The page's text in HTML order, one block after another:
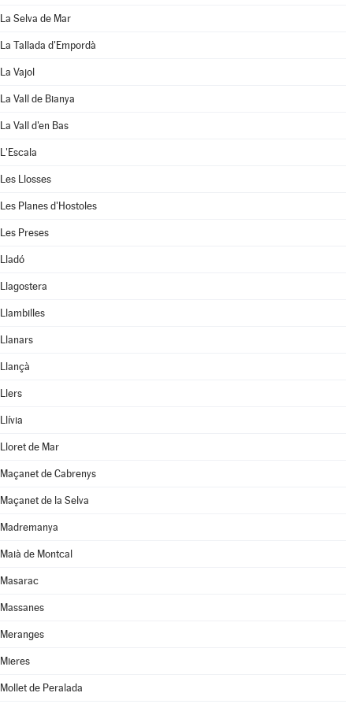
La Selva de Mar
La Tallada d'Empordà
La Vajol
La Vall de Bianya
La Vall d'en Bas
L'Escala
Les Llosses
Les Planes d'Hostoles
Les Preses
Lladó
Llagostera
Llambilles
Llanars
Llançà
Llers
Llívia
Lloret de Mar
Maçanet de Cabrenys
Maçanet de la Selva
Madremanya
Maià de Montcal
Masarac
Massanes
Meranges
Mieres
Mollet de Peralada